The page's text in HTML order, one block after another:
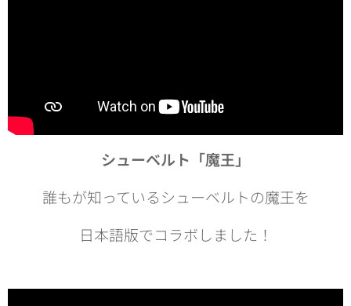
シューベルト「魔王」
誰もが知っているシューベルトの魔王を
日本語版でコラボしました！